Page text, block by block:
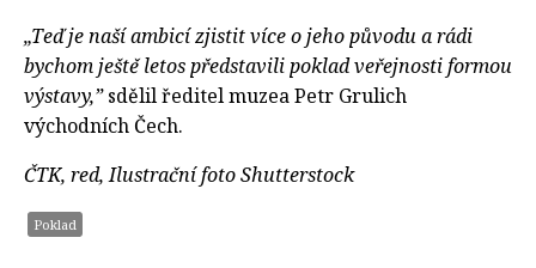
„Teď je naší ambicí zjistit více o jeho původu a rádi
bychom ještě letos představili poklad veřejnosti formou
výstavy,”sdělil ředitel muzea Petr Grulich
východních Čech.
ČTK, red, Ilustrační foto Shutterstock
Poklad